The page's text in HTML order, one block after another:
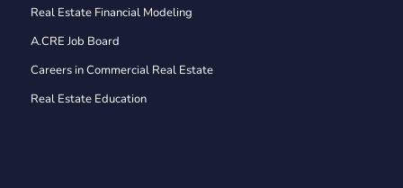
Real Estate Financial Modeling
A.CRE Job Board
Careers in Commercial Real Estate
Real Estate Education